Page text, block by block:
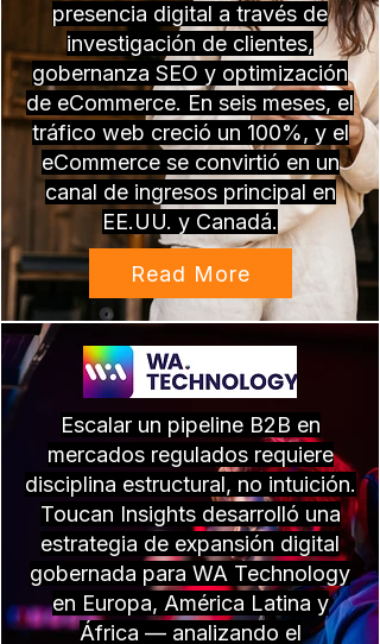
presencia digital a través de
investigación de clientes,
gobernanza SEO y optimización
de eCommerce. En seis meses, el
tráfico web creció un 100%, y el
eCommerce se convirtió en un
canal de ingresos principal en
EE.UU. y Canadá.
Read More
Escalar un pipeline B2B en
mercados regulados requiere
disciplina estructural, no intuición.
Toucan Insights desarrolló una
estrategia de expansión digital
gobernada para WA Technology
en Europa, América Latina y
África — analizando el